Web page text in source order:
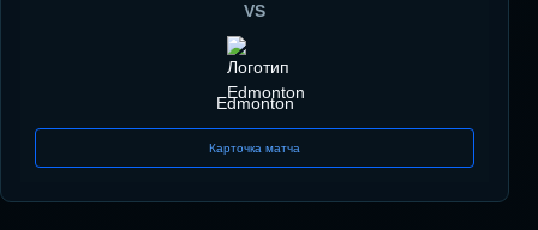
VS
Edmonton
Карточка матча